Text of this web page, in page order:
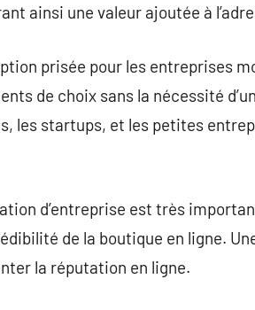
ainsi une valeur ajoutée à
prisée pour les entreprises
de choix sans la nécessité
les startups, et les petites
d’entreprise est très
de la boutique en ligne.
la réputation en ligne.